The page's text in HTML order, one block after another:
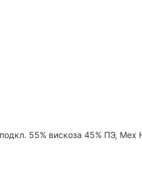
55% вискоза 45% ПЭ, Мех